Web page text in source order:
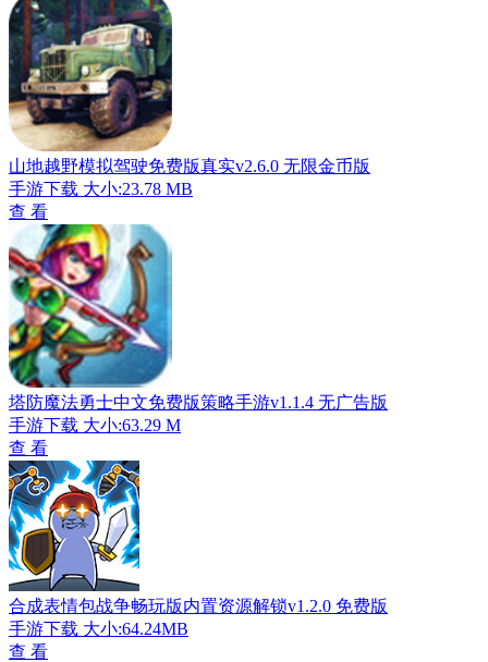
山地越野模拟驾驶免费版真实v2.6.0 无限金币版
手游下载 大小:23.78 MB
查 看
塔防魔法勇士中文免费版策略手游v1.1.4 无广告版
手游下载 大小:63.29 M
查 看
合成表情包战争畅玩版内置资源解锁v1.2.0 免费版
手游下载 大小:64.24MB
查 看